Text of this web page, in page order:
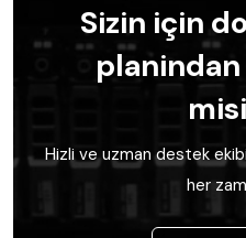
Sizin için
Hizli ve uzman destek
her